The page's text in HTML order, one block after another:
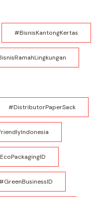
#BisnisKantongKertas
#DistributorPaperSack